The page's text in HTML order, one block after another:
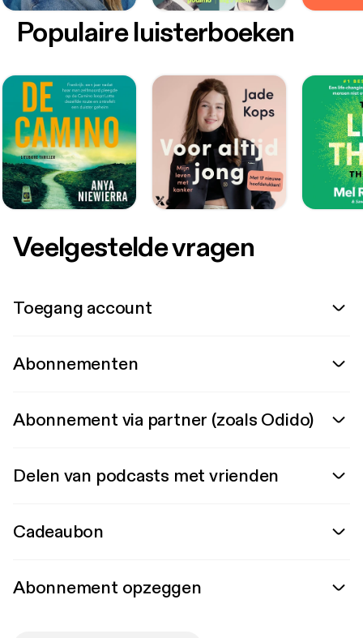
Populaire luisterboeken
Veelgestelde vragen
Toegang account
Abonnementen
Abonnement via partner (zoals Odido)
Delen van podcasts met vrienden
Cadeaubon
Abonnement opzeggen